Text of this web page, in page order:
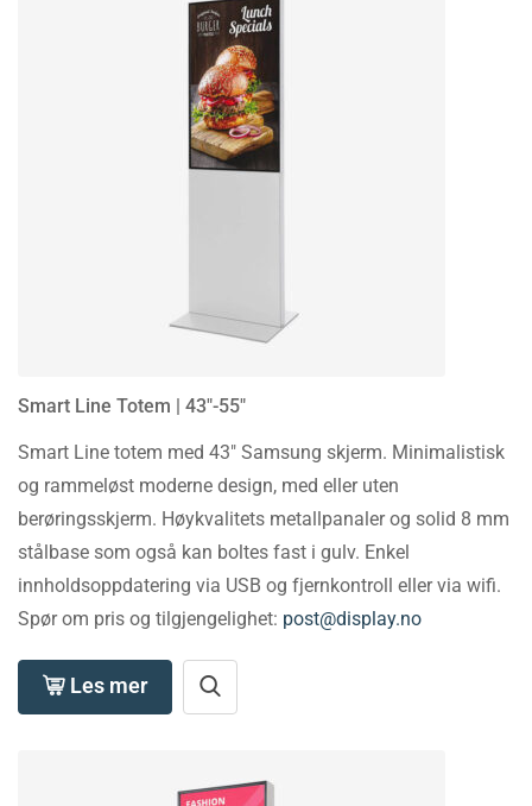
Smart Line Totem | 43″-55″
Smart Line totem med 43″ Samsung skjerm. Minimalistisk
og rammeløst moderne design, med eller uten
berøringsskjerm. Høykvalitets metallpanaler og solid 8 mm
stålbase som også kan boltes fast i gulv. Enkel
innholdsoppdatering via USB og fjernkontroll eller via wifi.
Spør om pris og tilgjengelighet: post@display.no
Les mer